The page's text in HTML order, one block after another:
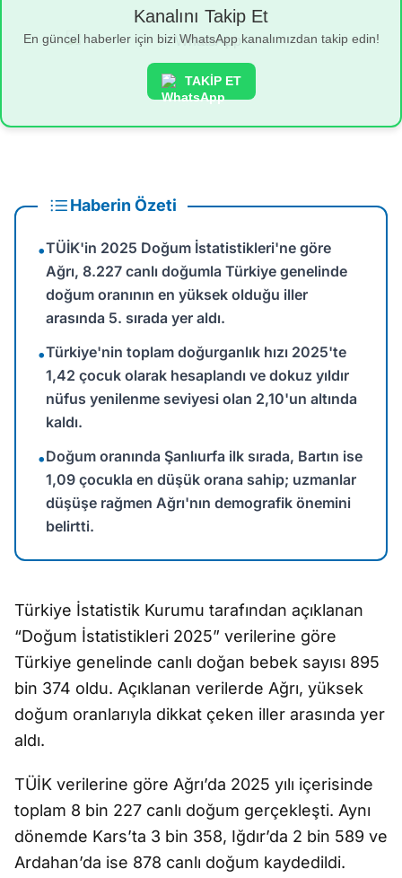
Kanalını Takip Et
En güncel haberler için bizi WhatsApp kanalımızdan takip edin!
TAKİP ET
Haberin Özeti
•TÜİK'in 2025 Doğum İstatistikleri'ne göre
Ağrı, 8.227 canlı doğumla Türkiye genelinde
doğum oranının en yüksek olduğu iller
arasında 5. sırada yer aldı.
•Türkiye'nin toplam doğurganlık hızı 2025'te
1,42 çocuk olarak hesaplandı ve dokuz yıldır
nüfus yenilenme seviyesi olan 2,10'un altında
kaldı.
•Doğum oranında Şanlıurfa ilk sırada, Bartın ise
1,09 çocukla en düşük orana sahip; uzmanlar
düşüşe rağmen Ağrı'nın demografik önemini
belirtti.
Türkiye İstatistik Kurumu tarafından açıklanan
“Doğum İstatistikleri 2025” verilerine göre
Türkiye genelinde canlı doğan bebek sayısı 895
bin 374 oldu. Açıklanan verilerde Ağrı, yüksek
doğum oranlarıyla dikkat çeken iller arasında yer
aldı.
TÜİK verilerine göre Ağrı’da 2025 yılı içerisinde
toplam 8 bin 227 canlı doğum gerçekleşti. Aynı
dönemde Kars’ta 3 bin 358, Iğdır’da 2 bin 589 ve
Ardahan’da ise 878 canlı doğum kaydedildi.